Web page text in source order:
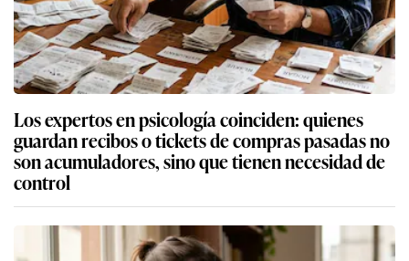
Los expertos en psicología coinciden: quienes
guardan recibos o tickets de compras pasadas no
son acumuladores, sino que tienen necesidad de
control